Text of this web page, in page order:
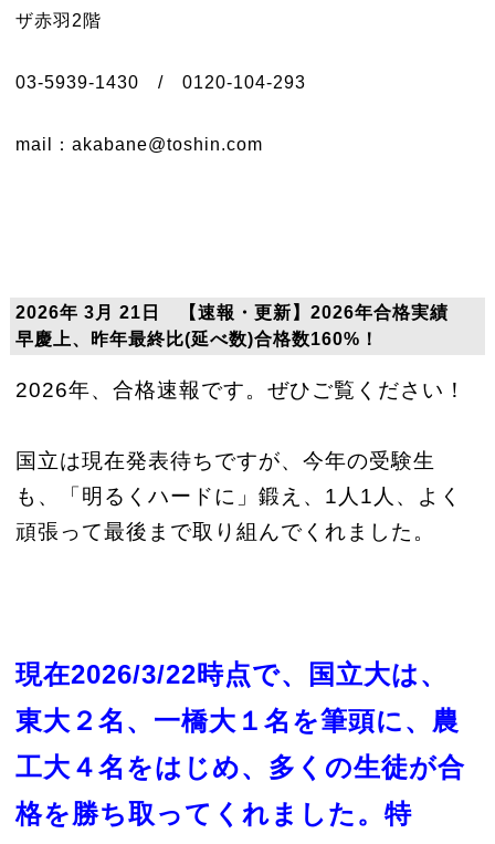
ザ赤羽2階
03-5939-1430 / 0120-104-293
mail：akabane@toshin.com
2026年 3月 21日 【速報・更新】2026年合格実績
早慶上、昨年最終比(延べ数)合格数160%！
2026年、合格速報です。ぜひご覧ください！
国立は現在発表待ちですが、今年の受験生
も、「明るくハードに」鍛え、1人1人、よく
頑張って最後まで取り組んでくれました。
現在2026/3/22時点で、国立大は、
東大２名、一橋大１名を筆頭に、農
工大４名をはじめ、多くの生徒が合
格を勝ち取ってくれました。特